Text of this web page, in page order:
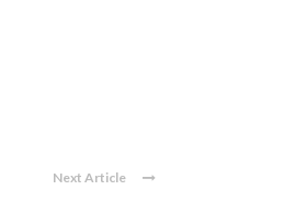
Next Article